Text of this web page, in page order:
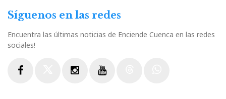
Síguenos en las redes
Encuentra las últimas noticias de Enciende Cuenca en las redes
sociales!